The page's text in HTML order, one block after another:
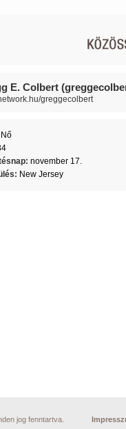
E. Colbert
greggecolbert
Nő
november 17.
New Jersey
jog fenntartva.